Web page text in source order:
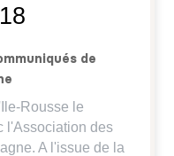
de
Rousse le
l'Association des
A l'issue de la